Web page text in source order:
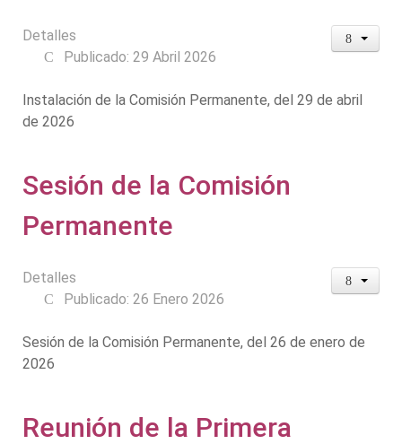
Detalles
Publicado: 29 Abril 2026
Instalación de la Comisión Permanente, del 29 de abril
de 2026
Sesión de la Comisión
Permanente
Detalles
Publicado: 26 Enero 2026
Sesión de la Comisión Permanente, del 26 de enero de
2026
Reunión de la Primera